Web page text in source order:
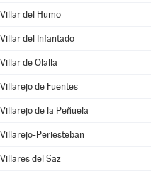
Villar del Humo
Villar del Infantado
Villar de Olalla
Villarejo de Fuentes
Villarejo de la Peñuela
Villarejo-Periesteban
Villares del Saz